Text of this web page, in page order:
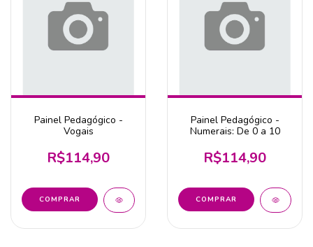
Painel Pedagógico -
Vogais
R$114,90
Painel Pedagógico -
Numerais: De 0 a 10
R$114,90